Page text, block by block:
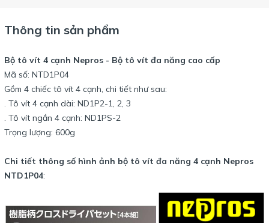
Thông tin sản phẩm
Bộ tô vít 4 cạnh Nepros - Bộ tô vít đa năng cao cấp
Mã số: NTD1P04
Gồm 4 chiếc tô vít 4 cạnh, chi tiết như sau:
. Tô vít 4 cạnh dài: ND1P2-1, 2, 3
. Tô vít ngắn 4 cạnh: ND1PS-2
Trọng lượng: 600g
Chi tiết thông số hình ảnh bộ tô vít đa năng 4 cạnh Nepros
NTD1P04: